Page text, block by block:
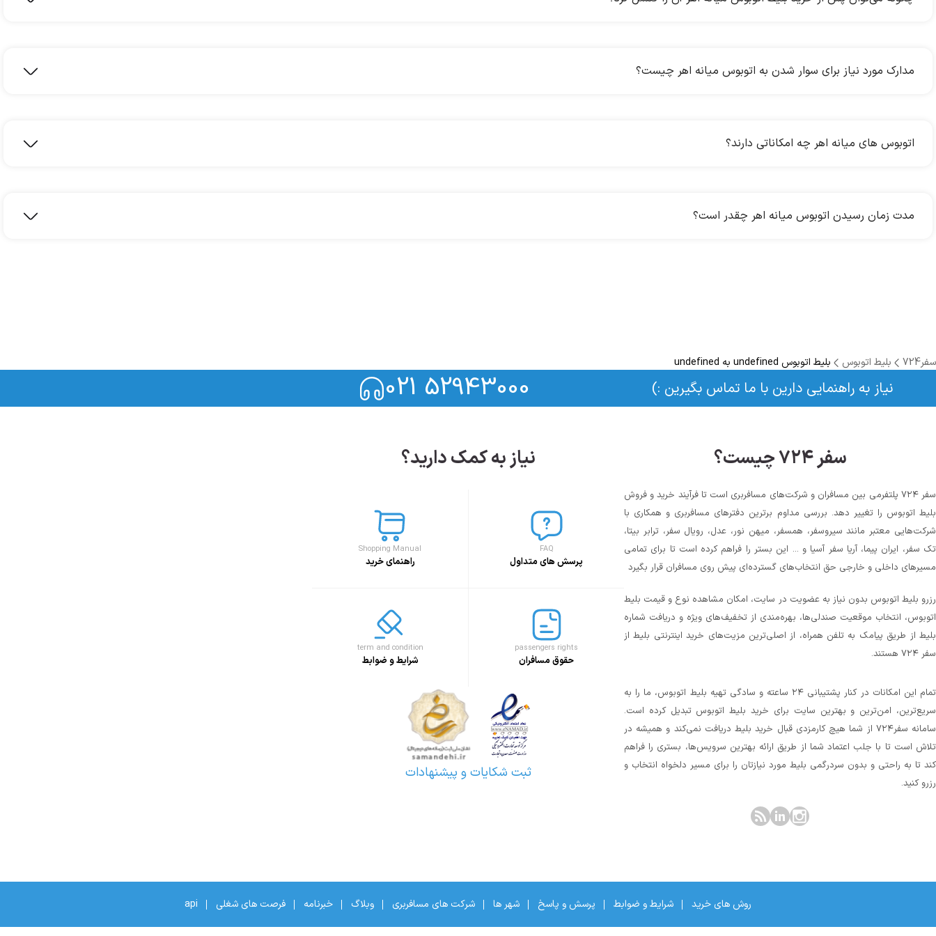
مدارک مورد نیاز برای سوار شدن به اتوبوس میانه اهر چیست؟
اتوبوس های میانه اهر چه امکاناتی دارند؟
مدت زمان رسیدن اتوبوس میانه اهر چقدر است؟
سفر724 بلیط اتوبوس بلیط اتوبوس undefined به undefined
نیاز به راهنمایی دارین با ما تماس بگیرین :) 021 52943000
سفر ۷۲۴ چیست؟
سفر ۷۲۴ پلتفرمی بین مسافران و شرکت‌های مسافربری است تا فرآیند خرید و فروش
بلیط اتوبوس را تغییر دهد. بررسی مداوم برترین دفترهای مسافربری و همکاری با
شرکت‌هایی معتبر مانند سیروسفر، همسفر، میهن‌ نور، عدل، رویال سفر، ترابر بیتا،
تک سفر، ایران پیما، آریا سفر آسیا و ... این بستر را فراهم کرده است تا برای تمامی
مسیرهای داخلی و خارجی حق انتخاب‌های گسترده‌ای پیش روی مسافران قرار بگیرد
رزرو بلیط اتوبوس بدون نیاز به عضویت در سایت، امکان مشاهده نوع و قیمت بلیط
اتوبوس، انتخاب موقعیت صندلی‌ها، بهره‌مندی از تخفیف‌های ویژه و دریافت شماره‌
بلیط از طریق پیامک به تلفن همراه، از اصلی‌ترین مزیت‌های خرید اینترنتی بلیط از
سفر ۷۲۴ هستند.
تمام این امکانات در کنار پشتیبانی‌ ۲۴ ساعته و سادگی تهیه بلیط اتوبوس، ما را به
سریع‌ترین، امن‌ترین و بهترین سایت برای خرید بلیط اتوبوس تبدیل کرده است.
سامانه سفر۷۲۴ از شما هیچ کارمزدی قبال خرید بلیط دریافت نمی‌کند و همیشه در
تلاش است تا با جلب اعتماد شما از طریق ارائه بهترین سرویس‌ها، بستری را فراهم
کند تا به راحتی و بدون سردرگمی بلیط مورد نیازتان را برای مسیر دلخواه انتخاب و
رزرو کنید.
نیاز به کمک دارید؟
FAQ
پرسش های متداول
Shopping Manual
راهنمای خرید
passengers rights
حقوق مسافران
term and condition
شرایط و ضوابط
ثبت شکایات و پیشنهادات
روش های خرید شرایط و ضوابط پرسش و پاسخ شهر ها شرکت های مسافربری وبلاگ خبرنامه فرصت های شغلی api